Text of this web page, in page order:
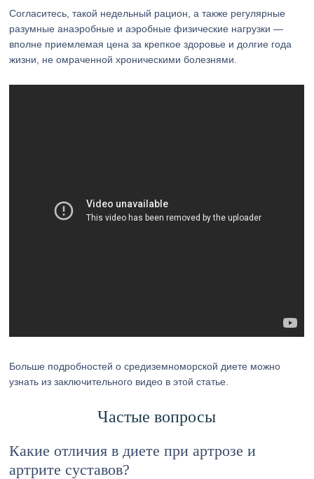
Согласитесь, такой недельный рацион, а также регулярные
разумные анаэробные и аэробные физические нагрузки —
вполне приемлемая цена за крепкое здоровье и долгие года
жизни, не омраченной хроническими болезнями.
Больше подробностей о средиземноморской диете можно
узнать из заключительного видео в этой статье.
Частые вопросы
Какие отличия в диете при артрозе и
артрите суставов?